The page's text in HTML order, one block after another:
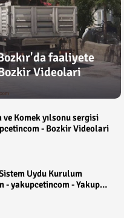
faaliyete
Videolari
ve Komek yılsonu sergisi
- Bozkir Videolari
Uydu Kurulum
- yakupcetincom - Yakup